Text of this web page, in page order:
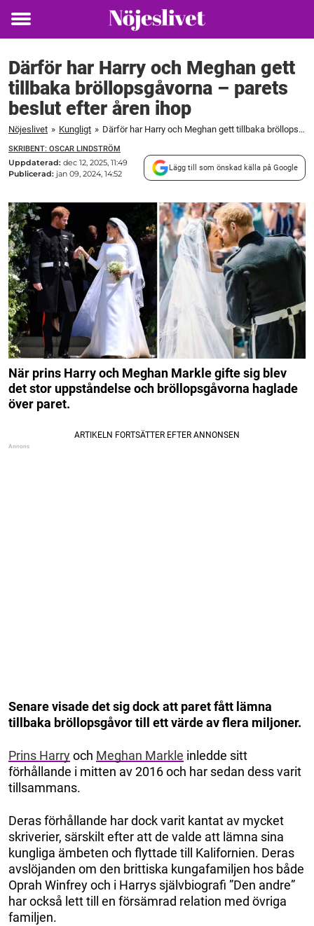
Toggle
Därför har Harry och Meghan gett
tillbaka bröllopsgåvorna – parets
beslut efter åren ihop
Nöjeslivet » Kungligt » Därför har Harry och Meghan gett tillbaka bröllopsgåvorna – parets beslut efter åren ihop
SKRIBENT: OSCAR LINDSTRÖM
Uppdaterad: dec 12, 2025, 11:49
Publicerad: jan 09, 2024, 14:52
Lägg till som önskad källa på Google
När prins Harry och Meghan Markle gifte sig blev
det stor uppståndelse och bröllopsgåvorna haglade
över paret.
Senare visade det sig dock att paret fått lämna
tillbaka bröllopsgåvor till ett värde av flera miljoner.
Prins Harryoch Meghan Markle inledde sitt
förhållande i mitten av 2016 och har sedan dess varit
tillsammans.
Deras förhållande har dock varit kantat av mycket
skriverier, särskilt efter att de valde att lämna sina
kungliga ämbeten och flyttade till Kalifornien. Deras
avslöjanden om den brittiska kungafamiljen hos både
Oprah Winfrey och i Harrys självbiografi ”Den andre”
har också lett till en försämrad relation med övriga
familjen.